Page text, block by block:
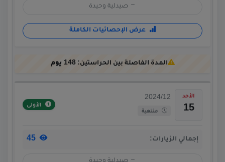
صيدلية وحيدة
عرض الإحصائيات الكاملة
المدة الفاصلة بين الحراستين:148 يوم
الأحد
15
2024/12
منتهية
الأولى
إجمالي الزيارات: